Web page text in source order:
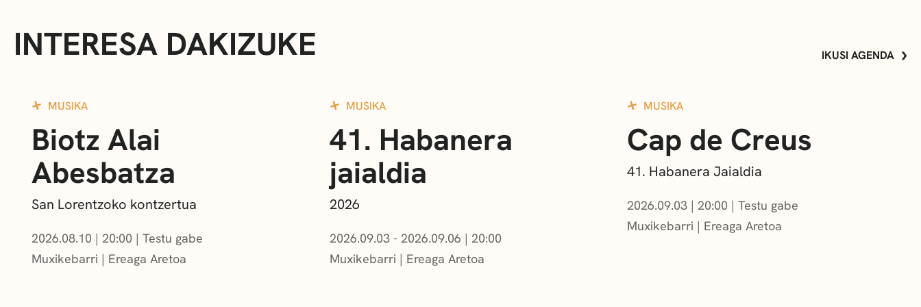
INTERESA DAKIZUKE IKUSI AGENDA
MUSIKA
Biotz Alai
Abesbatza
San Lorentzoko kontzertua
2026.08.10 | 20:00
Testu gabe
Muxikebarri | Ereaga Aretoa
MUSIKA
41. Habanera
jaialdia
2026
2026.09.03 - 2026.09.06 | 20:00
Muxikebarri | Ereaga Aretoa
MUSIKA
Cap de Creus
41. Habanera Jaialdia
2026.09.03 | 20:00
Testu gabe
Muxikebarri | Ereaga Aretoa